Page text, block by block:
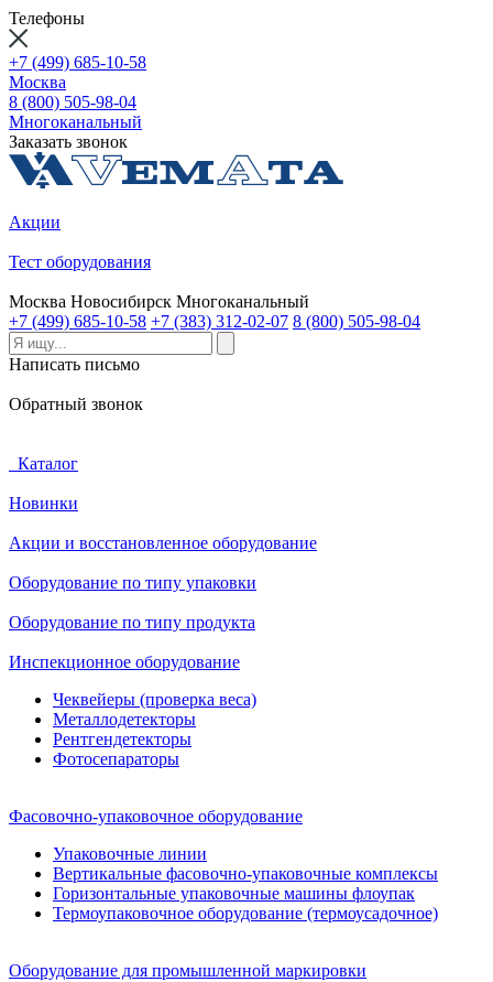
Телефоны
+7 (499) 685-10-58
Москва
8 (800) 505-98-04
Многоканальный
Заказать звонок
Акции
Тест оборудования
Москва Новосибирск Многоканальный
+7 (499) 685-10-58 +7 (383) 312-02-07 8 (800) 505-98-04
Написать письмо
Обратный звонок
Каталог
Новинки
Акции и восстановленное оборудование
Оборудование по типу упаковки
Оборудование по типу продукта
Инспекционное оборудование
Чеквейеры (проверка веса)
Металлодетекторы
Рентгендетекторы
Фотосепараторы
Фасовочно-упаковочное оборудование
Упаковочные линии
Вертикальные фасовочно-упаковочные комплексы
Горизонтальные упаковочные машины флоупак
Термоупаковочное оборудование (термоусадочное)
Оборудование для промышленной маркировки